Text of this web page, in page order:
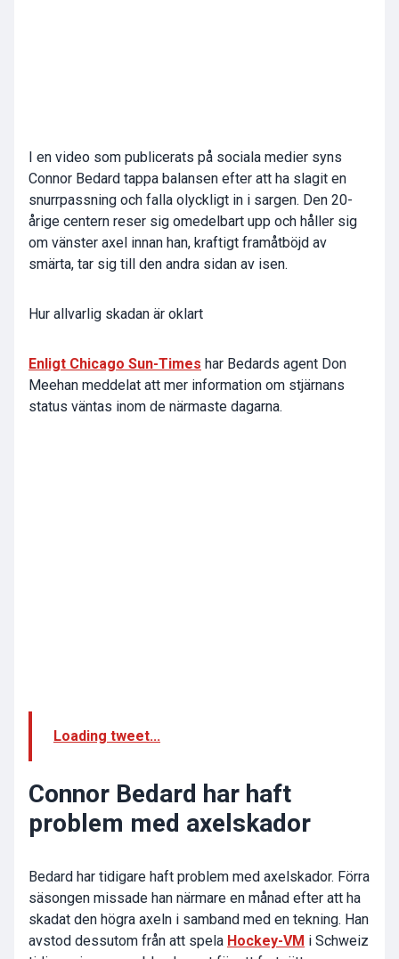
I en video som publicerats på sociala medier syns
Connor Bedard tappa balansen efter att ha slagit en
snurrpassning och falla olyckligt in i sargen. Den 20-
årige centern reser sig omedelbart upp och håller sig
om vänster axel innan han, kraftigt framåtböjd av
smärta, tar sig till den andra sidan av isen.
Hur allvarlig skadan är oklart
Enligt Chicago Sun-Times har Bedards agent Don
Meehan meddelat att mer information om stjärnans
status väntas inom de närmaste dagarna.
Loading tweet...
Connor Bedard har haft
problem med axelskador
Bedard har tidigare haft problem med axelskador. Förra
säsongen missade han närmare en månad efter att ha
skadat den högra axeln i samband med en tekning. Han
avstod dessutom från att spela Hockey-VM i Schweiz